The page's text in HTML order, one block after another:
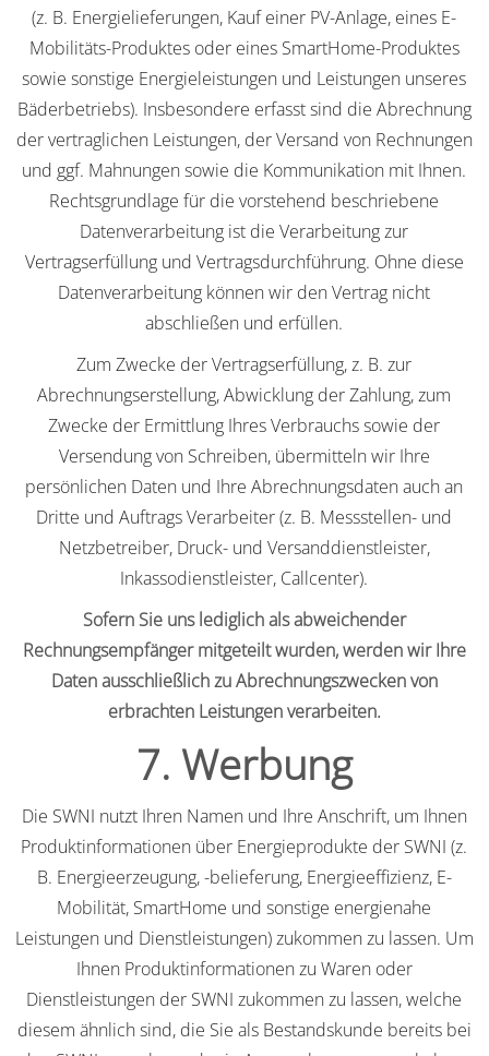
(z. B. Energielieferungen, Kauf einer PV-Anlage, eines E-
Mobilitäts-Produktes oder eines SmartHome-Produktes
sowie sonstige Energieleistungen und Leistungen unseres
Bäderbetriebs). Insbesondere erfasst sind die Abrechnung
der vertraglichen Leistungen, der Versand von Rechnungen
und ggf. Mahnungen sowie die Kommunikation mit Ihnen.
Rechtsgrundlage für die vorstehend beschriebene
Datenverarbeitung ist die Verarbeitung zur
Vertragserfüllung und Vertragsdurchführung. Ohne diese
Datenverarbeitung können wir den Vertrag nicht
abschließen und erfüllen.
Zum Zwecke der Vertragserfüllung, z. B. zur
Abrechnungserstellung, Abwicklung der Zahlung, zum
Zwecke der Ermittlung Ihres Verbrauchs sowie der
Versendung von Schreiben, übermitteln wir Ihre
persönlichen Daten und Ihre Abrechnungsdaten auch an
Dritte und Auftrags Verarbeiter (z. B. Messstellen- und
Netzbetreiber, Druck- und Versanddienstleister,
Inkassodienstleister, Callcenter).
Sofern Sie uns lediglich als abweichender
Rechnungsempfänger mitgeteilt wurden, werden wir Ihre
Daten ausschließlich zu Abrechnungszwecken von
erbrachten Leistungen verarbeiten.
7. Werbung
Die SWNI nutzt Ihren Namen und Ihre Anschrift, um Ihnen
Produktinformationen über Energieprodukte der SWNI (z.
B. Energieerzeugung, -belieferung, Energieeffizienz, E-
Mobilität, SmartHome und sonstige energienahe
Leistungen und Dienstleistungen) zukommen zu lassen. Um
Ihnen Produktinformationen zu Waren oder
Dienstleistungen der SWNI zukommen zu lassen, welche
diesem ähnlich sind, die Sie als Bestandskunde bereits bei